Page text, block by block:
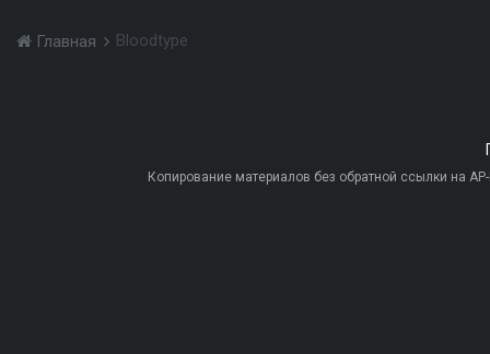
Главная Bloodtype
Копирование материалов без обратной ссылки на